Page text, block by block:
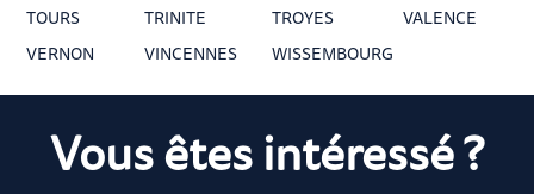
TOURS
TRINITE TROYES
VALENCE
VERNON
VINCENNES WISSEMBOURG
Vous êtes intéressé ?